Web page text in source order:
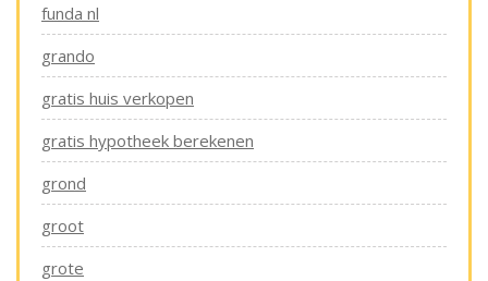
funda nl
grando
gratis huis verkopen
gratis hypotheek berekenen
grond
groot
grote